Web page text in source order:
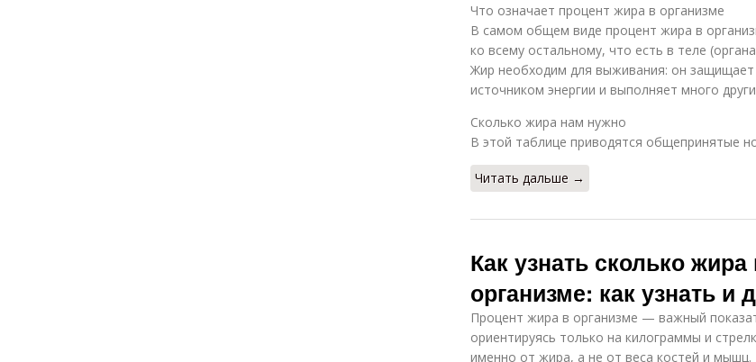
Что означает процент жира в организме
В самом общем виде процент жира в
ко всему остальному, что есть в теле
Жир необходим для выживания: он
источником энергии и выполняет много
Сколько жира нам нужно
В этой таблице приводятся общепринятые
Читать дальше →
Как узнать сколько
организме: как узнать и
Процент жира в организме — важный
ориентируясь только на килограммы и
именно от жира, а не от веса костей и